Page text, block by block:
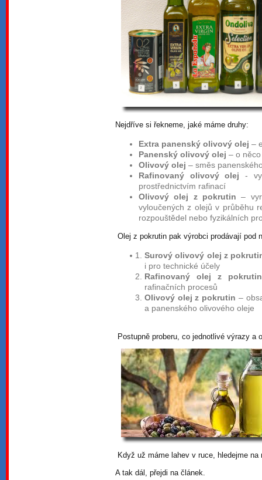
Nejdříve si řekneme, jaké máme druhy:
Extra panenský olivový olej –
Panenský olivový olej – o
Olivový olej – směs
Rafinovaný olivový olej -
prostřednictvím rafinací
Olivový olej z pokrutin –
vyloučených z olejů v průběhu
rozpouštědel nebo fyzikálních
Olej z pokrutin pak výrobci prodávají pod
Surový olivový olej z
i pro technické účely
Rafinovaný olej z pokrutin
rafinačních procesů
Olivový olej z pokrutin –
a panenského olivového oleje
Postupně proberu, co jednotlivé výrazy a
Když už máme lahev v ruce, hledejme
A tak dál, přejdi na článek.